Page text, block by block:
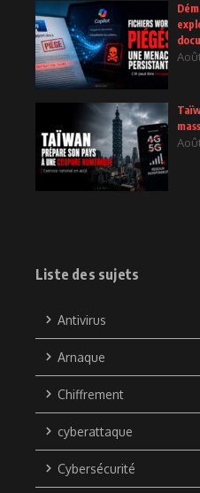
Liste des sujets
Antivirus
Arnaque
Chiffrement
cyberattaque
Cybersécurité